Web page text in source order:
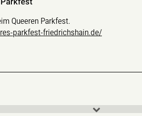
Queeren Parkfest.
parkfest-friedrichshain.de/